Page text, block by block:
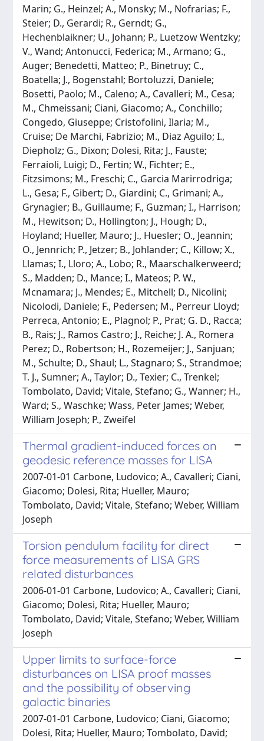
Marin; G., Heinzel; A., Monsky; M., Nofrarias; F.,
Steier; D., Gerardi; R., Gerndt; G.,
Hechenblaikner; U., Johann; P., Luetzow Wentzky;
V., Wand; Antonucci, Federica; M., Armano; G.,
Auger; Benedetti, Matteo; P., Binetruy; C.,
Boatella; J., Bogenstahl; Bortoluzzi, Daniele;
Bosetti, Paolo; M., Caleno; A., Cavalleri; M., Cesa;
M., Chmeissani; Ciani, Giacomo; A., Conchillo;
Congedo, Giuseppe; Cristofolini, Ilaria; M.,
Cruise; De Marchi, Fabrizio; M., Diaz Aguilo; I.,
Diepholz; G., Dixon; Dolesi, Rita; J., Fauste;
Ferraioli, Luigi; D., Fertin; W., Fichter; E.,
Fitzsimons; M., Freschi; C., Garcia Marirrodriga;
L., Gesa; F., Gibert; D., Giardini; C., Grimani; A.,
Grynagier; B., Guillaume; F., Guzman; I., Harrison;
M., Hewitson; D., Hollington; J., Hough; D.,
Hoyland; Hueller, Mauro; J., Huesler; O., Jeannin;
O., Jennrich; P., Jetzer; B., Johlander; C., Killow; X.,
Llamas; I., Lloro; A., Lobo; R., Maarschalkerweerd;
S., Madden; D., Mance; I., Mateos; P. W.,
Mcnamara; J., Mendes; E., Mitchell; D., Nicolini;
Nicolodi, Daniele; F., Pedersen; M., Perreur Lloyd;
Perreca, Antonio; E., Plagnol; P., Prat; G. D., Racca;
B., Rais; J., Ramos Castro; J., Reiche; J. A., Romera
Perez; D., Robertson; H., Rozemeijer; J., Sanjuan;
M., Schulte; D., Shaul; L., Stagnaro; S., Strandmoe;
T. J., Sumner; A., Taylor; D., Texier; C., Trenkel;
Tombolato, David; Vitale, Stefano; G., Wanner; H.,
Ward; S., Waschke; Wass, Peter James; Weber,
William Joseph; P., Zweifel
Thermal gradient-induced forces on
geodesic reference masses for LISA
2007-01-01 Carbone, Ludovico; A., Cavalleri; Ciani,
Giacomo; Dolesi, Rita; Hueller, Mauro;
Tombolato, David; Vitale, Stefano; Weber, William
Joseph
Torsion pendulum facility for direct
force measurements of LISA GRS
related disturbances
2006-01-01 Carbone, Ludovico; A., Cavalleri; Ciani,
Giacomo; Dolesi, Rita; Hueller, Mauro;
Tombolato, David; Vitale, Stefano; Weber, William
Joseph
Upper limits to surface-force
disturbances on LISA proof masses
and the possibility of observing
galactic binaries
2007-01-01 Carbone, Ludovico; Ciani, Giacomo;
Dolesi, Rita; Hueller, Mauro; Tombolato, David;